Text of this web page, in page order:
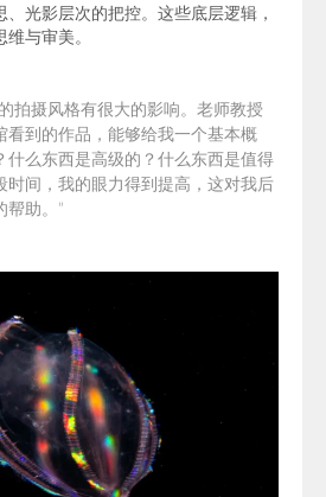
光影层次的把控。这些底层逻辑，
与审美。
拍摄风格有很大的影响。老师教授
看到的作品，能够给我一个基本概
什么东西是高级的？什么东西是值得
时间，我的眼力得到提高，这对我后
帮助。”